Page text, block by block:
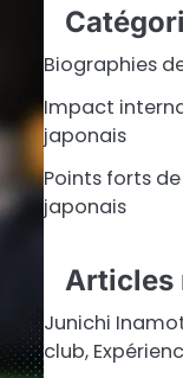
Biographies
Impact
japonais
Points forts
japonais
Articles
Junichi
club,